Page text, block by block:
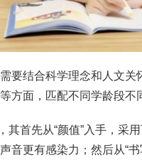
结合科学理念和人文关
方面，匹配不同学龄段不
先从“颜值”入手，采用
音更有感染力；然后从“